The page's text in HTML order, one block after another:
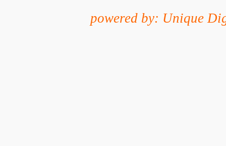
powered by: Unique